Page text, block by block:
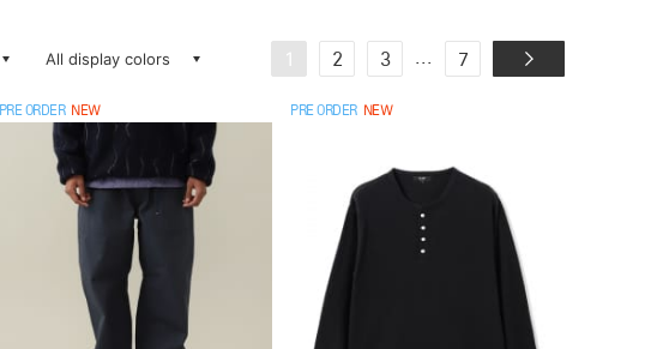
All display colors 1 2 3 ... 7
PRE ORDER NEW PRE ORDER NEW